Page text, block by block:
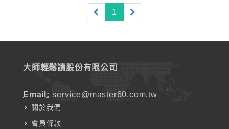
1 (current)
大師輕鬆讀股份有限公司
Email: service@master60.com.tw
關於我們
會員條款